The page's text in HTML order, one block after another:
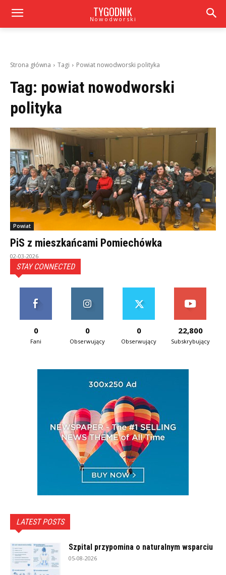
TYGODNIK
Nowodworski
Strona główna Tagi Powiat nowodworski polityka
Tag: powiat nowodworski
polityka
Powiat
PiS z mieszkańcami Pomiechówka
02-03-2026
STAY CONNECTED
0
Fani
0
Obserwujący
0
Obserwujący
22,800
Subskrybujący
LATEST POSTS
Szpital przypomina o naturalnym wsparciu
05-08-2026